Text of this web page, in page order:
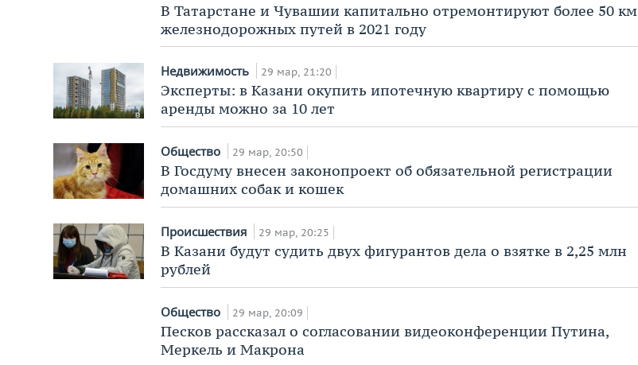
В Татарстане и Чувашии капитально отремонтируют более 50 км
железнодорожных путей в 2021 году
Недвижимость 29 мар, 21:20
Эксперты: в Казани окупить ипотечную квартиру с помощью
аренды можно за 10 лет
Общество 29 мар, 20:50
В Госдуму внесен законопроект об обязательной регистрации
домашних собак и кошек
Происшествия 29 мар, 20:25
В Казани будут судить двух фигурантов дела о взятке в 2,25 млн
рублей
Общество 29 мар, 20:09
Песков рассказал о согласовании видеоконференции Путина,
Меркель и Макрона